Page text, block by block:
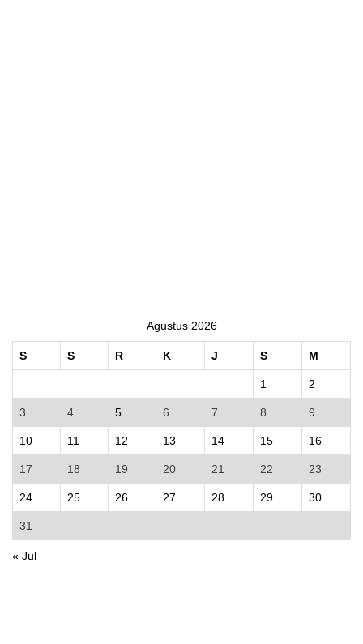
Agustus 2026
S S R K J S M
1 2
3 4 5 6 7 8 9
10 11 12 13 14 15 16
17 18 19 20 21 22 23
24 25 26 27 28 29 30
31
« Jul